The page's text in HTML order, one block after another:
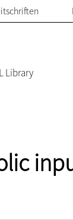
Library